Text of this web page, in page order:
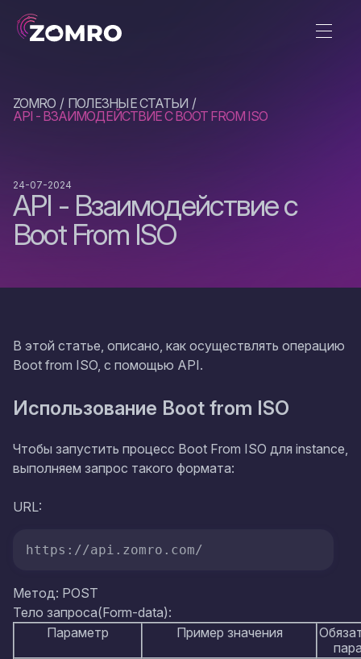
ZOMRO
ПОЛЕЗНЫЕ СТАТЬИ
API - ВЗАИМОДЕЙСТВИЕ С BOOT FROM ISO
API - Взаимодействие с
Boot From ISO
24-07-2024
В этой статье, описано, как осуществлять операцию
Boot from ISO, с помощью API.
Использование Boot from ISO
Чтобы запустить процесс Boot From ISO для instance,
выполняем запрос такого формата:
URL:
https://api.zomro.com/
Метод: POST
Тело запроса(Form-data):
Параметр
Пример значения